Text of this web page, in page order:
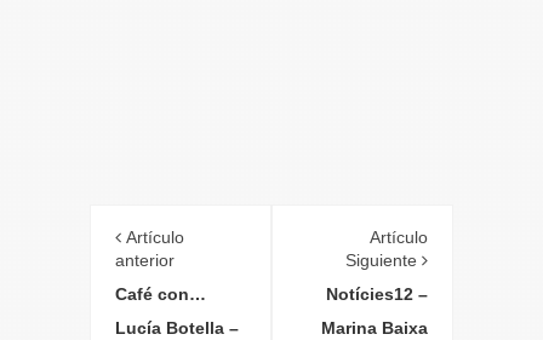
Artículo
anterior
Café con…
Lucía Botella –
Artículo
Siguiente
Notícies12 –
Marina Baixa